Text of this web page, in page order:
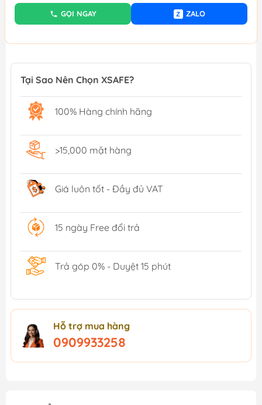
GỌI NGAY Z ZALO
Tại Sao Nên Chọn XSAFE?
100% Hàng chính hãng
>15,000 mặt hàng
Giá luôn tốt - Đầy đủ VAT
15 ngày Free đổi trả
Trả góp 0% - Duyệt 15 phút
Hỗ trợ mua hàng
0909933258